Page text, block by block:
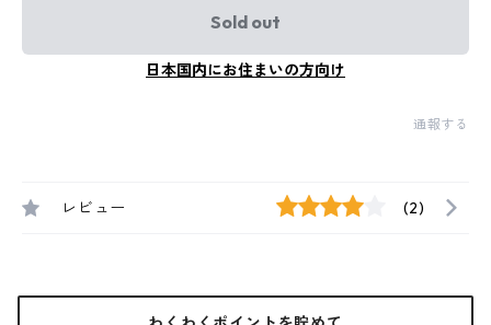
Sold out
日本国内にお住まいの方向け
通報する
レビュー (2)